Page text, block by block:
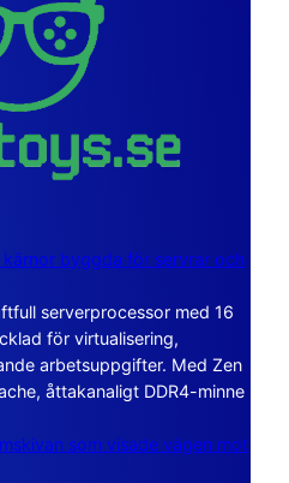
byggda för servrar och
serverprocessor med 16
för virtualisering,
arbetsuppgifter. Med Zen
åttakanaligt DDR4-minne
som visade vägen mot